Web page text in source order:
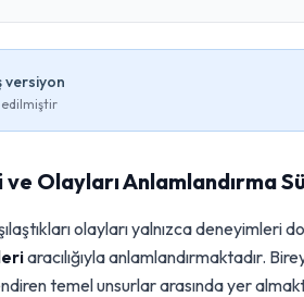
versiyon
edilmiştir
Olayları Anlamlandırma
olayları yalnızca deneyimleri
aracılığıyla anlamlandırmaktadır.
temel unsurlar arasında yer